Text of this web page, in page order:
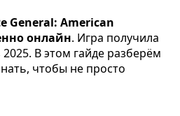
General: American
онлайн. Игра получила
В этом гайде разберём
чтобы не просто